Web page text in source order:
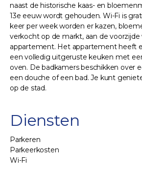
naast de historische kaas- en
13e eeuw wordt gehouden. Wi-Fi is
keer per week worden er kazen,
verkocht op de markt, aan de voorzijde
appartement. Het appartement heeft
een volledig uitgeruste keuken met
oven. De badkamers beschikken over
een douche of een bad. Je kunt
op de stad.
Diensten
Parkeren
Parkeerkosten
Wi-Fi